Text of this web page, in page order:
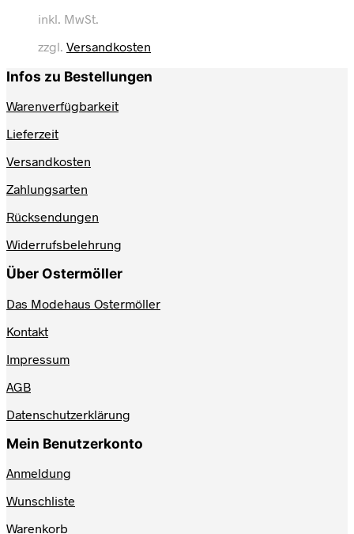
inkl. MwSt.
zzgl. Versandkosten
Infos zu Bestellungen
Warenverfügbarkeit
Lieferzeit
Versandkosten
Zahlungsarten
Rücksendungen
Widerrufsbelehrung
Über Ostermöller
Das Modehaus Ostermöller
Kontakt
Impressum
AGB
Datenschutzerklärung
Mein Benutzerkonto
Anmeldung
Wunschliste
Warenkorb